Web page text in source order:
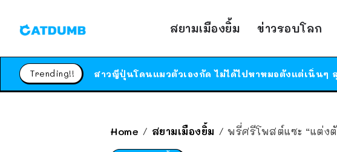
สยามเมืองยิ้ม ข่าวรอบโลก
Trending!!
Home / สยามเมืองยิ้ม / พรี่ศรีโพสต์แซะ “แต่ง